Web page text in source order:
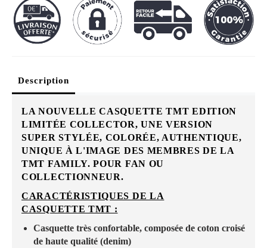
Description
LA NOUVELLE CASQUETTE TMT EDITION
LIMITÉE COLLECTOR, UNE VERSION
SUPER STYLÉE, COLORÉE, AUTHENTIQUE,
UNIQUE À L'IMAGE DES MEMBRES DE LA
TMT FAMILY. POUR FAN OU
COLLECTIONNEUR.
CARACTÉRISTIQUES DE LA
CASQUETTE TMT :
Casquette très confortable, composée de coton croisé
de haute qualité (denim)